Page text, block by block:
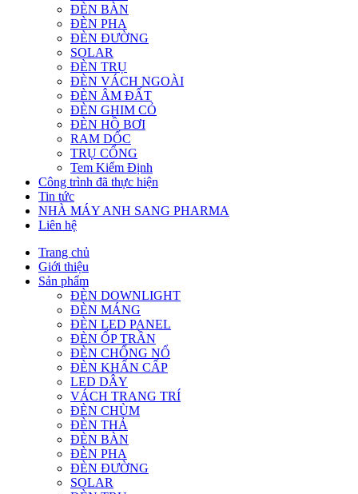
ĐÈN BÀN
ĐÈN PHA
ĐÈN ĐƯỜNG
SOLAR
ĐÈN TRỤ
ĐÈN VÁCH NGOÀI
ĐÈN ÂM ĐẤT
ĐÈN GHIM CỎ
ĐÈN HỒ BƠI
RAM DỐC
TRỤ CỔNG
Tem Kiểm Định
Công trình đã thực hiện
Tin tức
NHÀ MÁY ANH SANG PHARMA
Liên hệ
Trang chủ
Giới thiệu
Sản phẩm
ĐÈN DOWNLIGHT
ĐÈN MÁNG
ĐÈN LED PANEL
ĐÈN ỐP TRẦN
ĐÈN CHỐNG NỔ
ĐÈN KHẨN CẤP
LED DÂY
VÁCH TRANG TRÍ
ĐÈN CHÙM
ĐÈN THẢ
ĐÈN BÀN
ĐÈN PHA
ĐÈN ĐƯỜNG
SOLAR